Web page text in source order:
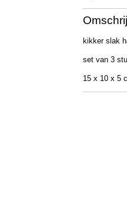
Productcode
EAN code
Afmetingen
kikker slak
set van 3
15 x 10 x 5